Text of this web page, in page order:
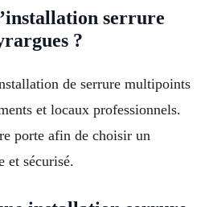
serrure
?
de serrure multipoints
et locaux professionnels.
porte afin de choisir un
et sécurisé.